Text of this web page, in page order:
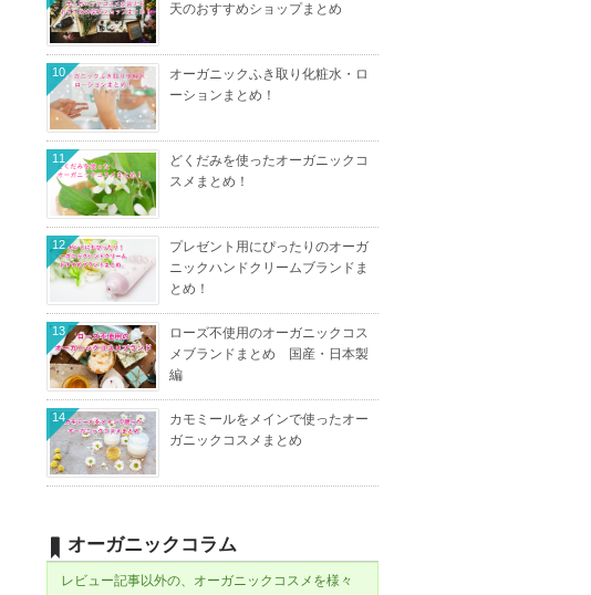
天のおすすめショップまとめ
オーガニックふき取り化粧水・ロ
ーションまとめ！
10
どくだみを使ったオーガニックコ
スメまとめ！
11
プレゼント用にぴったりのオーガ
ニックハンドクリームブランドま
とめ！
12
ローズ不使用のオーガニックコス
メブランドまとめ 国産・日本製
編
13
カモミールをメインで使ったオー
ガニックコスメまとめ
14
オーガニックコラム
レビュー記事以外の、オーガニックコスメを様々